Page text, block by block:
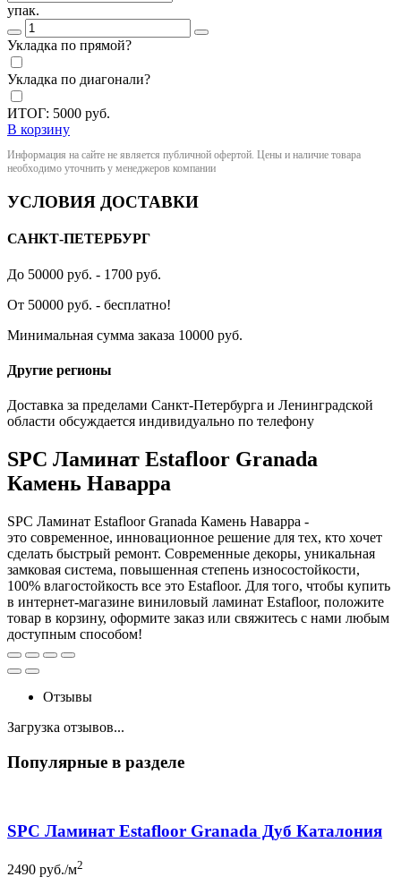
упак.
Укладка по прямой?
Укладка по диагонали?
ИТОГ: 5000 руб.
В корзину
Информация на сайте не является публичной офертой. Цены и наличие товара
необходимо уточнить у менеджеров компании
УСЛОВИЯ ДОСТАВКИ
САНКТ-ПЕТЕРБУРГ
До 50000 руб. - 1700 руб.
От 50000 руб. - бесплатно!
Минимальная сумма заказа 10000 руб.
Другие регионы
Доставка за пределами Санкт-Петербурга и Ленинградской
области обсуждается индивидуально по телефону
SPC Ламинат Estafloor Granada
Камень Наварра
SPC Ламинат Estafloor Granada Камень Наварра -
это современное, инновационное решение для тех, кто хочет
сделать быстрый ремонт. Современные декоры, уникальная
замковая система, повышенная степень износостойкости,
100% влагостойкость все это Estafloor. Для того, чтобы купить
в интернет-магазине виниловый ламинат Estafloor, положите
товар в корзину, оформите заказ или свяжитесь с нами любым
доступным способом!
Отзывы
Загрузка отзывов...
Популярные в разделе
SPC Ламинат Estafloor Granada Дуб Каталония
2490 руб./м2